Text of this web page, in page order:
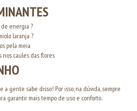
energia ?
laranja ?
pela meia
nos caules das flores
a gente sabe disso! Por isso, na dúvida, sempre
garantir mais tempo de uso e conforto.